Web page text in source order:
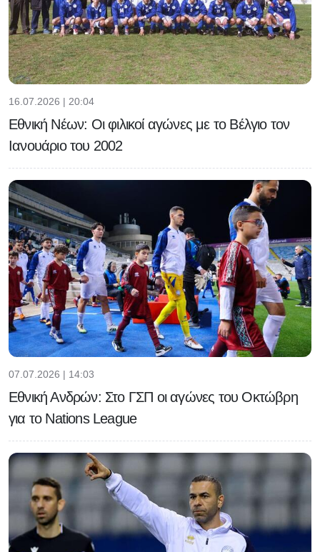
16.07.2026 | 20:04
Εθνική Νέων: Οι φιλικοί αγώνες με το Βέλγιο τον
Ιανουάριο του 2002
07.07.2026 | 14:03
Εθνική Ανδρών: Στο ΓΣΠ οι αγώνες του Οκτώβρη
για το Nations League